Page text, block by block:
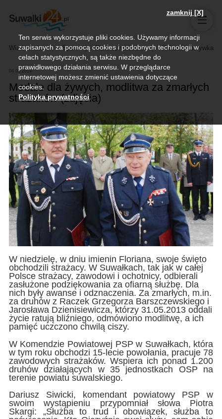
Wiadomości Sport Biznes, rolnictwo Kultura i rozrywka
04.05.2014
Medale dla żywych, modlitwa za zmarłych
strażaków (zdjęcia)
W niedzielę, w dniu imienin Floriana, swoje święto
obchodzili strażacy. W Suwałkach, tak jak w całej
Polsce strażacy, zawodowi i ochotnicy, odbierali
zasłużone podziękowania za ofiarną służbę. Dla
nich były awanse i odznaczenia. Za zmarłych, m.in.
za druhów z Raczek Grzegorza Barszczewskiego i
Jarosława Dzienisiewicza, którzy 31.05.2013 oddali
życie ratują bliźniego, odmówiono modlitwę, a ich
pamięć uczczono chwilą ciszy.
W Komendzie Powiatowej PSP w Suwałkach, która
w tym roku obchodzi 15-lecie powołania, pracuje 78
zawodowych strażaków. Wspiera ich ponad 1.200
druhów działających w 35 jednostkach OSP na
terenie powiatu suwalskiego.
Dariusz Siwicki, komendant powiatowy PSP w
swoim wystąpieniu przypomniał słowa Piotra
Skargi: „Służba to trud i obowiązek, służba to
zamknij [X]
Ten serwis wykorzystuje pliki cookies. Używamy informacji
zapisanych za pomocą cookies i podobnych technologii w
celach statystycznych, są także niezbędne do
prawidłowego działania serwisu. W przeglądarce
internetowej możesz zmienić ustawienia dotyczące
cookies.
Polityka prywatności.